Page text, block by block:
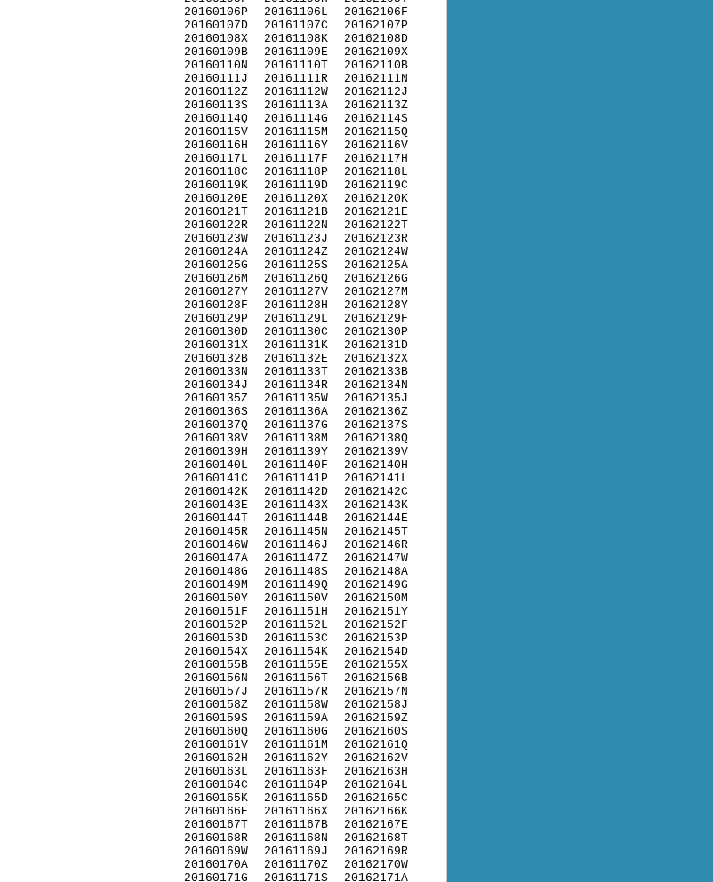
20160106P
20160107D
20160108X
20160109B
20160110N
20160111J
20160112Z
20160113S
20160114Q
20160115V
20160116H
20160117L
20160118C
20160119K
20160120E
20160121T
20160122R
20160123W
20160124A
20160125G
20160126M
20160127Y
20160128F
20160129P
20160130D
20160131X
20160132B
20160133N
20160134J
20160135Z
20160136S
20160137Q
20160138V
20160139H
20160140L
20160141C
20160142K
20160143E
20160144T
20160145R
20160146W
20160147A
20160148G
20160149M
20160150Y
20160151F
20160152P
20160153D
20160154X
20160155B
20160156N
20160157J
20160158Z
20160159S
20160160Q
20160161V
20160162H
20160163L
20160164C
20160165K
20160166E
20160167T
20160168R
20160169W
20160170A
20160171G
20161106L
20161107C
20161108K
20161109E
20161110T
20161111R
20161112W
20161113A
20161114G
20161115M
20161116Y
20161117F
20161118P
20161119D
20161120X
20161121B
20161122N
20161123J
20161124Z
20161125S
20161126Q
20161127V
20161128H
20161129L
20161130C
20161131K
20161132E
20161133T
20161134R
20161135W
20161136A
20161137G
20161138M
20161139Y
20161140F
20161141P
20161142D
20161143X
20161144B
20161145N
20161146J
20161147Z
20161148S
20161149Q
20161150V
20161151H
20161152L
20161153C
20161154K
20161155E
20161156T
20161157R
20161158W
20161159A
20161160G
20161161M
20161162Y
20161163F
20161164P
20161165D
20161166X
20161167B
20161168N
20161169J
20161170Z
20161171S
20162106F
20162107P
20162108D
20162109X
20162110B
20162111N
20162112J
20162113Z
20162114S
20162115Q
20162116V
20162117H
20162118L
20162119C
20162120K
20162121E
20162122T
20162123R
20162124W
20162125A
20162126G
20162127M
20162128Y
20162129F
20162130P
20162131D
20162132X
20162133B
20162134N
20162135J
20162136Z
20162137S
20162138Q
20162139V
20162140H
20162141L
20162142C
20162143K
20162144E
20162145T
20162146R
20162147W
20162148A
20162149G
20162150M
20162151Y
20162152F
20162153P
20162154D
20162155X
20162156B
20162157N
20162158J
20162159Z
20162160S
20162161Q
20162162V
20162163H
20162164L
20162165C
20162166K
20162167E
20162168T
20162169R
20162170W
20162171A